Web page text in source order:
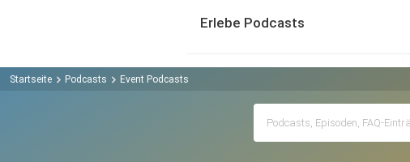
Erlebe Podcasts
Startseite Podcasts Event Podcasts